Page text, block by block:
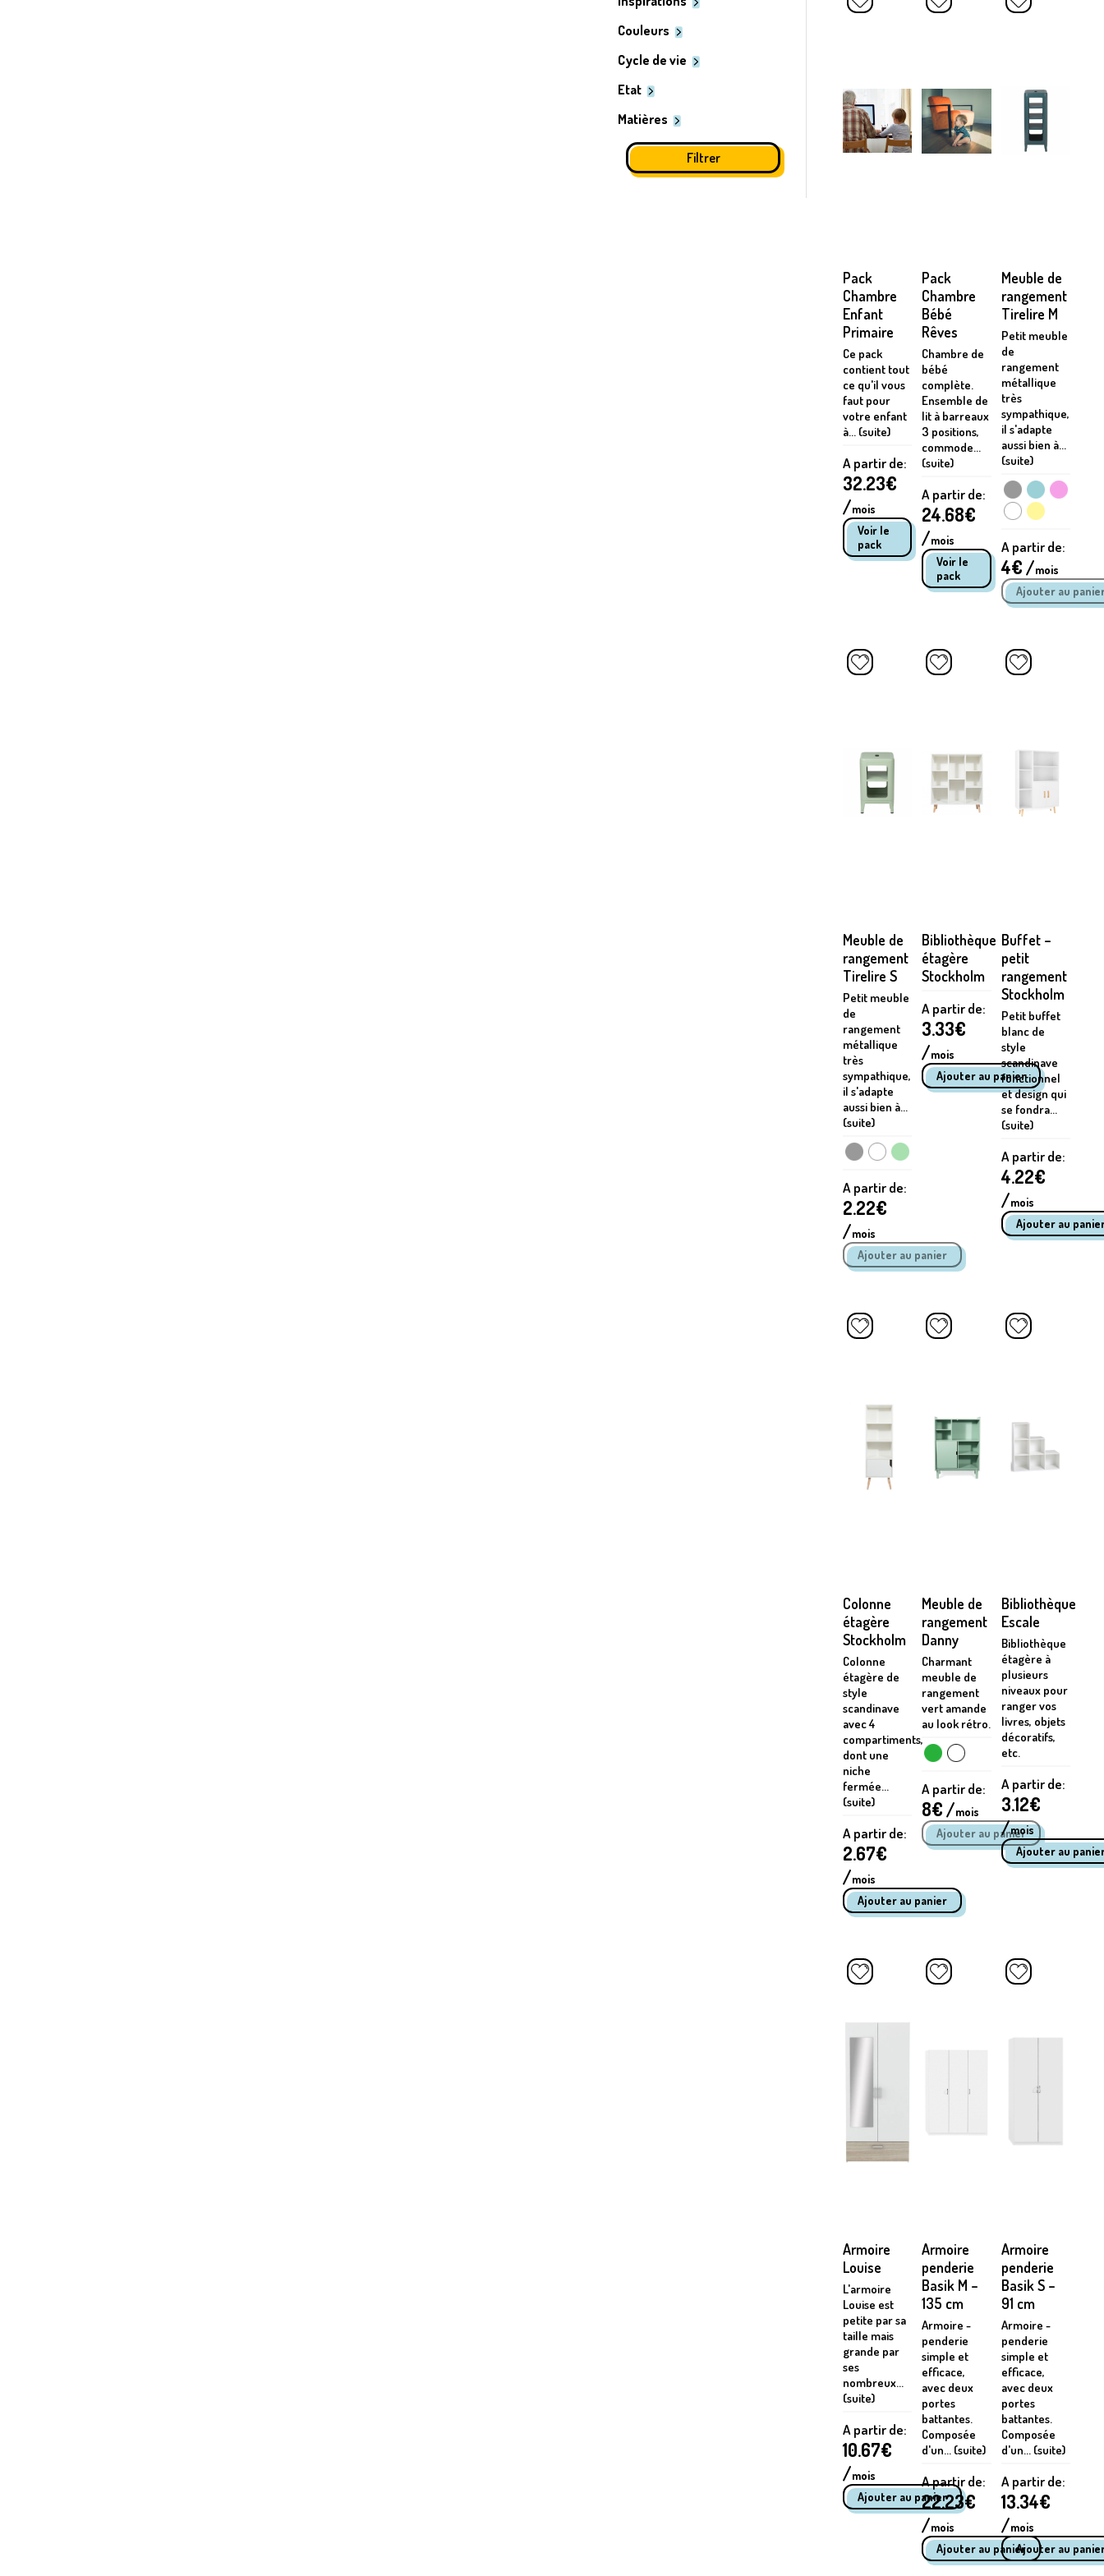
Couleurs
Cycle de vie
Etat
Matières
Pack
Chambre
Enfant
Primaire
Ce pack
contient tout
ce qu'il vous
faut pour
votre enfant
à... (suite)
A partir de:
32.23€
/mois
Voir le
pack
Pack
Chambre
Bébé
Rêves
Chambre de
bébé
complète.
Ensemble de
lit à barreaux
3 positions,
commode...
(suite)
A partir de:
24.68€
/mois
Voir le
pack
Meuble de
rangement
Tirelire M
Petit meuble
de
rangement
métallique
très
sympathique,
il s'adapte
aussi bien à...
(suite)
A partir de:
4€ /mois
Meuble de
rangement
Tirelire S
Petit meuble
de
rangement
métallique
très
sympathique,
il s'adapte
aussi bien à...
(suite)
A partir de:
2.22€
/mois
Bibliothèque
étagère
Stockholm
A partir de:
3.33€
/mois
Buffet –
petit
rangement
Stockholm
Petit buffet
blanc de
style
scandinave
fonctionnel
et design qui
se fondra...
(suite)
A partir de:
4.22€
/mois
Colonne
étagère
Stockholm
Colonne
étagère de
style
scandinave
avec 4
compartiments,
dont une
niche
fermée...
(suite)
A partir de:
2.67€
/mois
Meuble de
rangement
Danny
Charmant
meuble de
rangement
vert amande
au look rétro.
A partir de:
8€ /mois
Bibliothèque
Escale
Bibliothèque
étagère à
plusieurs
niveaux pour
ranger vos
livres, objets
décoratifs,
etc.
A partir de:
3.12€
/mois
Armoire
Louise
L'armoire
Louise est
petite par sa
taille mais
grande par
ses
nombreux...
(suite)
A partir de:
10.67€
/mois
Armoire
penderie
Basik M –
135 cm
Armoire -
penderie
simple et
efficace,
avec deux
portes
battantes.
Composée
d'un... (suite)
A partir de:
22.23€
/mois
Armoire
penderie
Basik S –
91 cm
Armoire -
penderie
simple et
efficace,
avec deux
portes
battantes.
Composée
d'un... (suite)
A partir de:
13.34€
/mois